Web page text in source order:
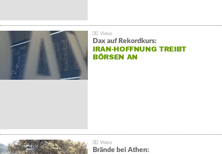
Dax auf Rekordkurs:
IRAN-HOFFNUNG TREIBT
BÖRSEN AN
Brände bei Athen: